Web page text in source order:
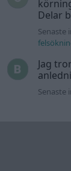
Delar
Senaste
Jag
Senaste